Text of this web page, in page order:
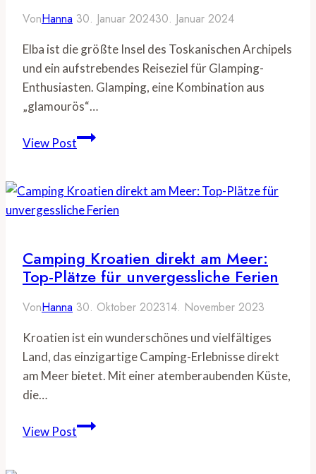
VonHanna 30. Januar 202430. Januar 2024
Elba ist die größte Insel des Toskanischen Archipels
und ein aufstrebendes Reiseziel für Glamping-
Enthusiasten. Glamping, eine Kombination aus
„glamourös“…
View PostElba
ultimativer
Guide
luxuriöses
Camping
Camping Kroatien direkt am Meer:
Top-Plätze für unvergessliche Ferien
VonHanna 30. Oktober 202314. November 2023
Kroatien ist ein wunderschönes und vielfältiges
Land, das einzigartige Camping-Erlebnisse direkt
am Meer bietet. Mit einer atemberaubenden Küste,
die…
View PostCamping